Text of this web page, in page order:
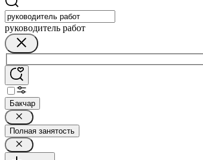
руководитель работ
Бакчар
Полная занятость